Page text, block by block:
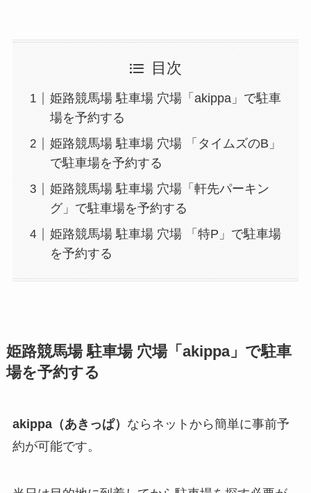
目次
姫路競馬場 駐車場 穴場「akippa」で駐車
場を予約する
姫路競馬場 駐車場 穴場 「タイムズのB」
で駐車場を予約する
姫路競馬場 駐車場 穴場「軒先パーキン
グ」で駐車場を予約する
姫路競馬場 駐車場 穴場 「特P」で駐車場
を予約する
姫路競馬場駐車場 穴場「akippa」で駐車
場を予約する
akippa（あきっぱ） ならネットから簡単に事前予
約が可能です。